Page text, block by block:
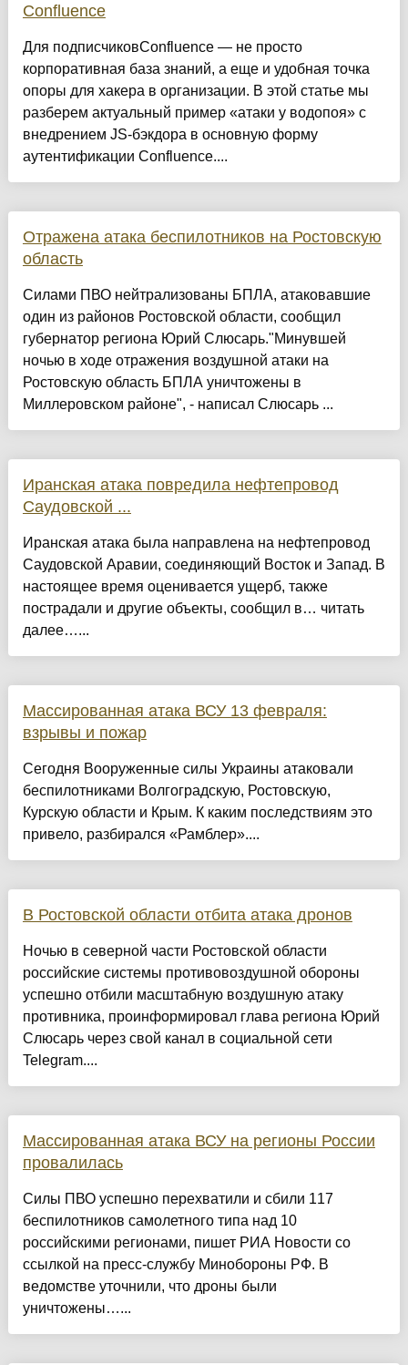
Confluence
Для подписчиковConfluence — не просто
корпоративная база знаний, а еще и удобная точка
опоры для хакера в организации. В этой статье мы
разберем актуальный пример «атаки у водопоя» с
внедрением JS-бэкдора в основную форму
аутентификации Confluence....
Отражена атака беспилотников на Ростовскую
область
Силами ПВО нейтрализованы БПЛА, атаковавшие
один из районов Ростовской области, сообщил
губернатор региона Юрий Слюсарь."Минувшей
ночью в ходе отражения воздушной атаки на
Ростовскую область БПЛА уничтожены в
Миллеровском районе", - написал Слюсарь ...
Иранская атака повредила нефтепровод
Саудовской ...
Иранская атака была направлена на нефтепровод
Саудовской Аравии, соединяющий Восток и Запад. В
настоящее время оценивается ущерб, также
пострадали и другие объекты, сообщил в… читать
далее…...
Массированная атака ВСУ 13 февраля:
взрывы и пожар
Сегодня Вооруженные силы Украины атаковали
беспилотниками Волгоградскую, Ростовскую,
Курскую области и Крым. К каким последствиям это
привело, разбирался «Рамблер»....
В Ростовской области отбита атака дронов
Ночью в северной части Ростовской области
российские системы противовоздушной обороны
успешно отбили масштабную воздушную атаку
противника, проинформировал глава региона Юрий
Слюсарь через свой канал в социальной сети
Telegram....
Массированная атака ВСУ на регионы России
провалилась
Силы ПВО успешно перехватили и сбили 117
беспилотников самолетного типа над 10
российскими регионами, пишет РИА Новости со
ссылкой на пресс-службу Минобороны РФ. В
ведомстве уточнили, что дроны были
уничтожены…...